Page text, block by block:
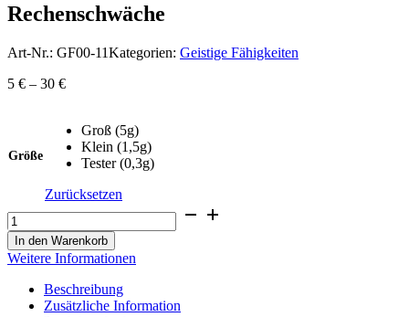
Rechenschwäche
Art-Nr.: GF00-11Kategorien: Geistige Fähigkeiten
5 € – 30 €
Größe
Groß (5g)
Klein (1,5g)
Tester (0,3g)
Zurücksetzen
Rechenschwäche
Menge
In den Warenkorb
Weitere Informationen
Beschreibung
Zusätzliche Information